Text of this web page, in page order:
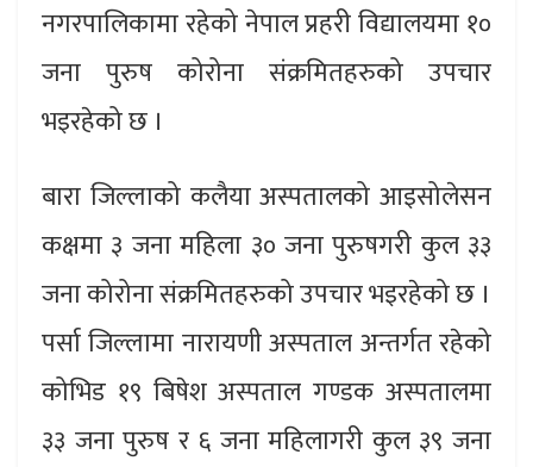
नगरपालिकामा रहेको नेपाल प्रहरी विद्यालयमा १०
जना पुरुष कोरोना संक्रमितहरुको उपचार
भइरहेको छ ।
बारा जिल्लाको कलैया अस्पतालको आइसोलेसन
कक्षमा ३ जना महिला ३० जना पुरुषगरी कुल ३३
जना कोरोना संक्रमितहरुको उपचार भइरहेको छ ।
पर्सा जिल्लामा नारायणी अस्पताल अन्तर्गत रहेको
कोभिड १९ बिषेश अस्पताल गण्डक अस्पतालमा
३३ जना पुरुष र ६ जना महिलागरी कुल ३९ जना